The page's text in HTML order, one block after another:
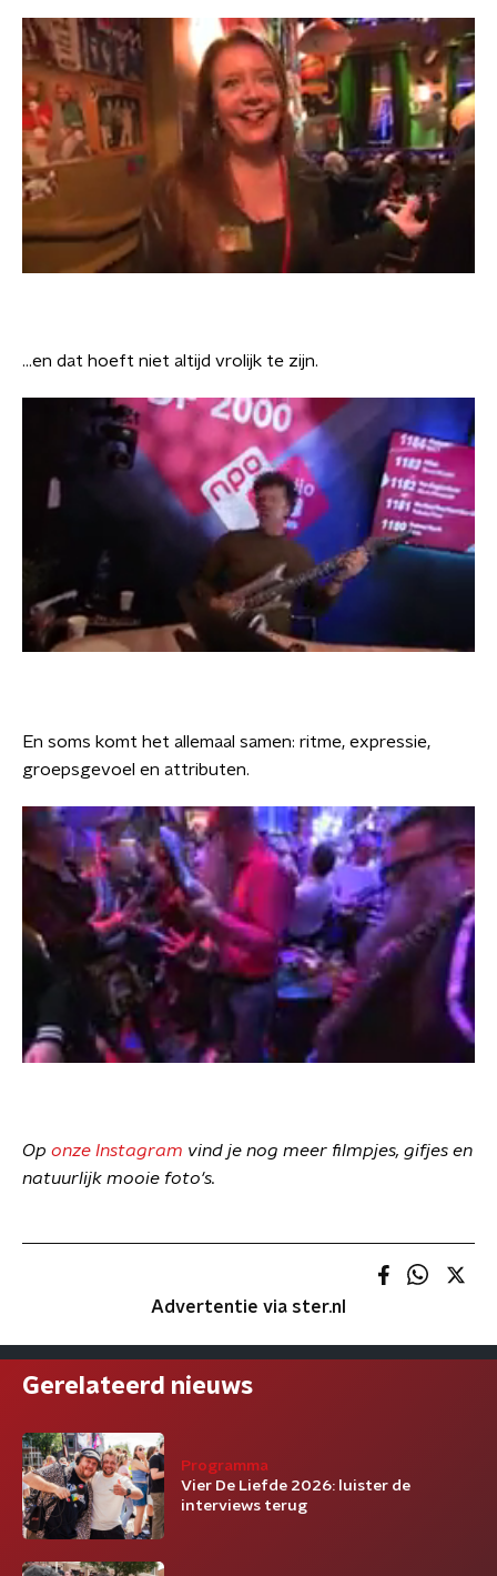
...en dat hoeft niet altijd vrolijk te zijn.
En soms komt het allemaal samen: ritme, expressie,
groepsgevoel en attributen.
Op onze Instagram vind je nog meer filmpjes, gifjes en
natuurlijk mooie foto's.
Advertentie via ster.nl
Gerelateerd nieuws
Programma
Vier De Liefde 2026: luister de
interviews terug